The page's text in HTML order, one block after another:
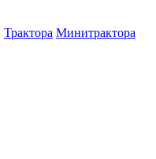
Трактора Минитрактора